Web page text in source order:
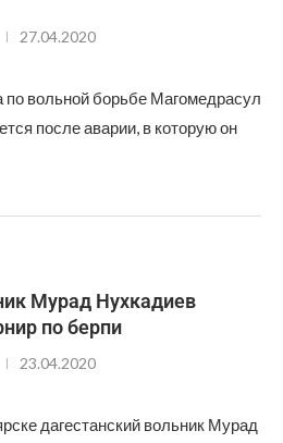
27.04.2020
по вольной борьбе Магомедрасул
после аварии, в которую он
Мурад Нухкадиев
по берпи
23.04.2020
дагестанский вольник Мурад